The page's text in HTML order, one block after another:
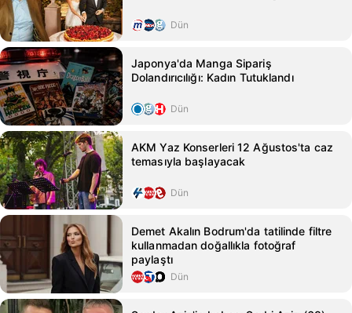
Dün
Japonya'da Manga Sipariş
Dolandırıcılığı: Kadın Tutuklandı
Dün
AKM Yaz Konserleri 12 Ağustos'ta caz
temasıyla başlayacak
Dün
Demet Akalın Bodrum'da tatilinde filtre
kullanmadan doğallıkla fotoğraf
paylaştı
Dün